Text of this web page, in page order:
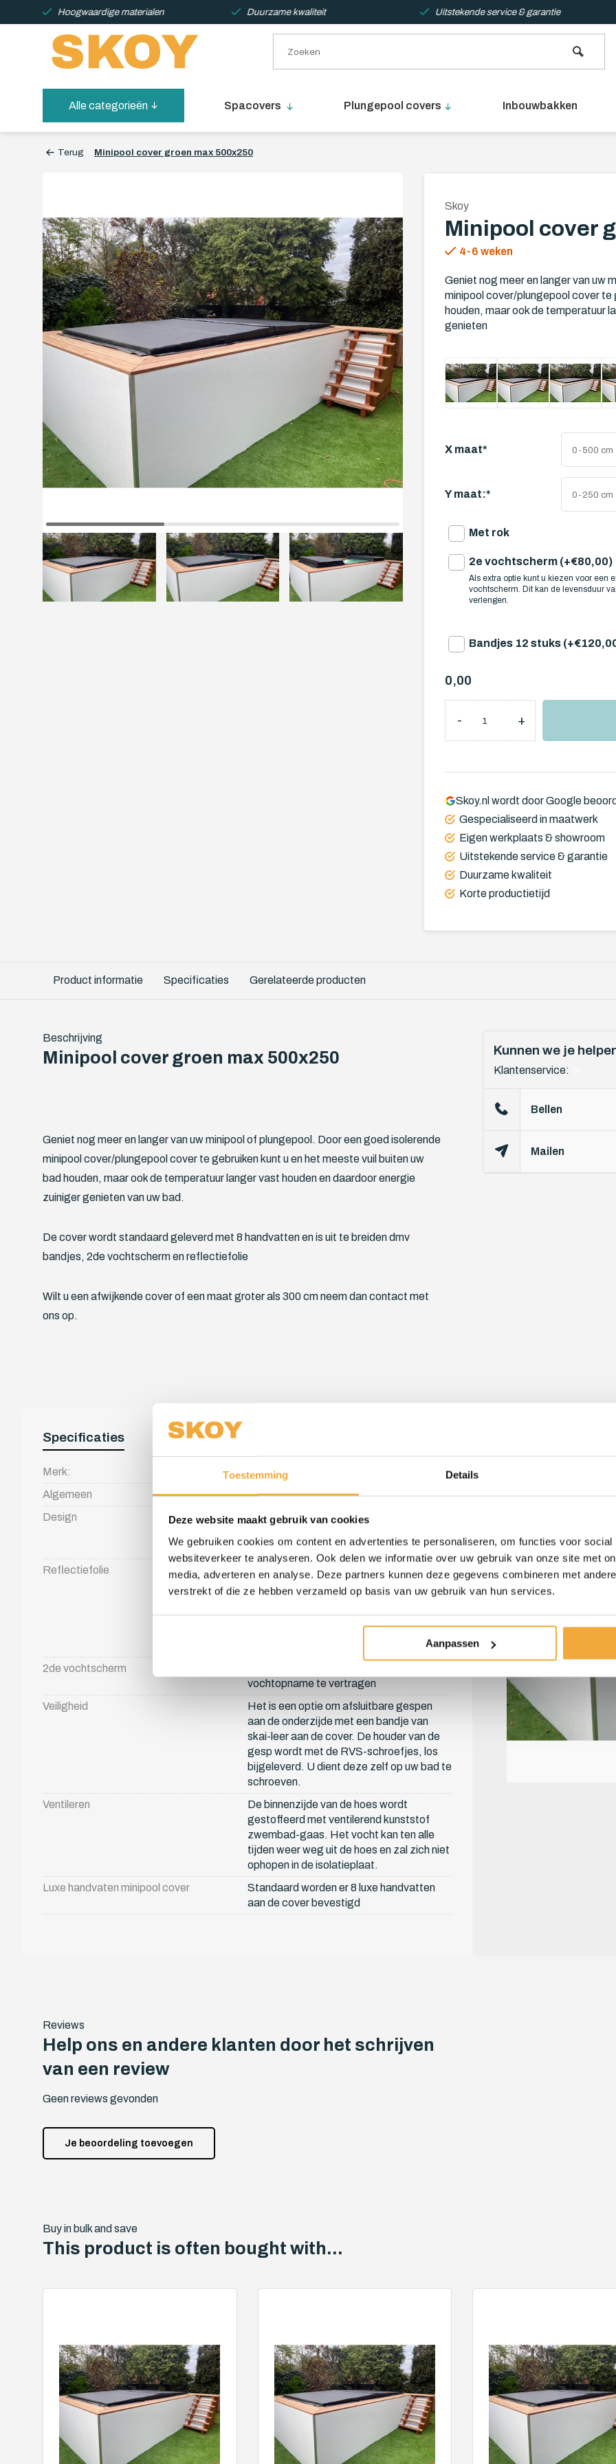
Toestemming Details
Deze website maakt gebruik van cookies
We gebruiken cookies om content en advertenties te personaliseren, om functies voor
websiteverkeer te analyseren. Ook delen we informatie over uw gebruik van onze site met
media, adverteren en analyse. Deze partners kunnen deze gegevens combineren met
verstrekt of die ze hebben verzameld op basis van uw gebruik van hun services.
Aanpassen
Hoogwaardige materialen Duurzame kwaliteit Uitstekende service & garantie
Alle categorieën Spacovers Plungepool covers Inbouwbakken
Terug Minipool cover groen max 500x250
Skoy
Minipool cover
4-6 weken
Geniet nog meer en langer van uw
minipool cover/plungepool cover te
houden, maar ook de temperatuur
genieten
X maat*
Y maat:*
Met rok
2e vochtscherm (+€80,00)
Als extra optie kunt u kiezen voor een
vochtscherm. Dit kan de levensduur
verlengen.
Bandjes 12 stuks
0,00
- +
Skoy.nl wordt door Google
Gespecialiseerd in maatwerk
Eigen werkplaats & showroom
Uitstekende service & garantie
Duurzame kwaliteit
Korte productietijd
Product informatie Specificaties Gerelateerde producten
Beschrijving
Minipool cover groen max 500x250
Geniet nog meer en langer van uw minipool of plungepool. Door een goed isolerende
minipool cover/plungepool cover te gebruiken kunt u en het meeste vuil buiten uw
bad houden, maar ook de temperatuur langer vast houden en daardoor energie
zuiniger genieten van uw bad.
De cover wordt standaard geleverd met 8 handvatten en is uit te breiden dmv
bandjes, 2de vochtscherm en reflectiefolie
Wilt u een afwijkende cover of een maat groter als 300 cm neem dan contact met
ons op.
Kunnen we je
Klantenservice:
Bellen
Mailen
Specificaties
Merk:
Skoy
Algemeen
Met verlaging en afvoeraansluiting
Design
De buitenzijde van de hoes wordt
in een kleur van uw keuze
Reflectiefolie
De EPS- isolatieplaat wordt verpakt in een
waterdichte plastic-folie. Dit is de
belangrijkste bescherming tegen
indringing van vocht. Als extra optie kunt u
kiezen voor een extra 2e vochtscherm. Dit
kan de levensduur van uw cover verlengen.
2de vochtscherm
vochtopname te vertragen
Veiligheid
Het is een optie om afsluitbare gespen
aan de onderzijde met een bandje van
skai-leer aan de cover. De houder van de
gesp wordt met de RVS-schroefjes, los
bijgeleverd. U dient deze zelf op uw bad te
schroeven.
Ventileren
De binnenzijde van de hoes wordt
gestoffeerd met ventilerend kunststof
zwembad-gaas. Het vocht kan ten alle
tijden weer weg uit de hoes en zal zich niet
ophopen in de isolatieplaat.
Luxe handvaten minipool cover
Standaard worden er 8 luxe handvatten
aan de cover bevestigd
Reviews
Help ons en andere klanten door het schrijven
van een review
Geen reviews gevonden
Je beoordeling toevoegen
Buy in bulk and save
This product is often bought with...